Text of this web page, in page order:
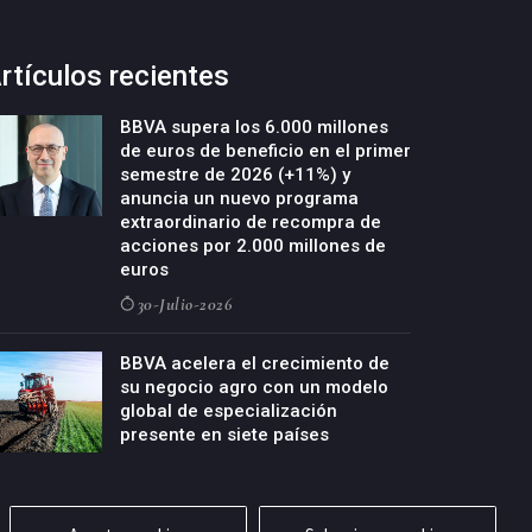
recientes
BBVA supera los 6.000 millones
de euros de beneficio en el primer
semestre de 2026 (+11%) y
anuncia un nuevo programa
extraordinario de recompra de
acciones por 2.000 millones de
euros
30-Julio-2026
BBVA acelera el crecimiento de
su negocio agro con un modelo
global de especialización
presente en siete países